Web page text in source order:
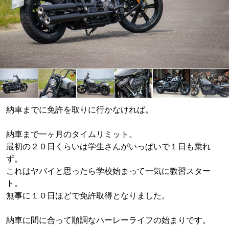
納車までに免許を取りに行かなければ。
納車まで一ヶ月のタイムリミット。
最初の２０日くらいは学生さんがいっぱいで１日も乗れ
ず。
これはヤバイと思ったら学校始まって一気に教習スター
ト。
無事に１０日ほどで免許取得となりました。
納車に間に合って順調なハーレーライフの始まりです。